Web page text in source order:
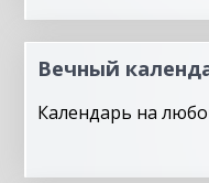
Вечный
Календарь на